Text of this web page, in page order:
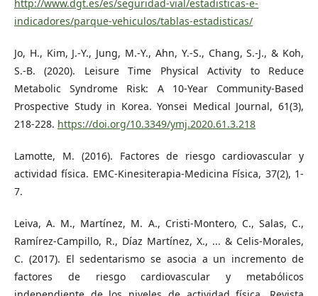
http://www.dgt.es/es/seguridad-vial/estadisticas-e-
indicadores/parque-vehiculos/tablas-estadisticas/
Jo, H., Kim, J.-Y., Jung, M.-Y., Ahn, Y.-S., Chang, S.-J., & Koh,
S.-B. (2020). Leisure Time Physical Activity to Reduce
Metabolic Syndrome Risk: A 10-Year Community-Based
Prospective Study in Korea. Yonsei Medical Journal, 61(3),
218-228. https://doi.org/10.3349/ymj.2020.61.3.218
Lamotte, M. (2016). Factores de riesgo cardiovascular y
actividad física. EMC-Kinesiterapia-Medicina Física, 37(2), 1-
7.
Leiva, A. M., Martínez, M. A., Cristi-Montero, C., Salas, C.,
Ramírez-Campillo, R., Díaz Martínez, X., ... & Celis-Morales,
C. (2017). El sedentarismo se asocia a un incremento de
factores de riesgo cardiovascular y metabólicos